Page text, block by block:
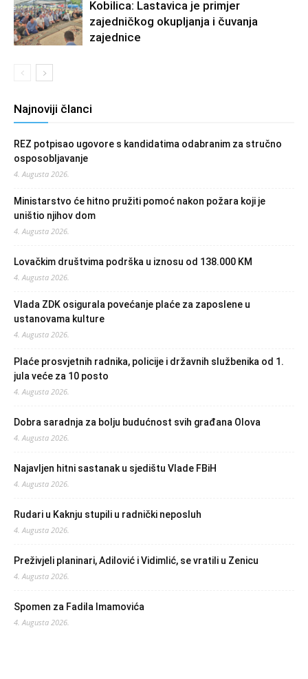
Kobilica: Lastavica je primjer
zajedničkog okupljanja i čuvanja
zajednice
Najnoviji članci
REZ potpisao ugovore s kandidatima odabranim za stručno
osposobljavanje
4. Augusta 2026.
Ministarstvo će hitno pružiti pomoć nakon požara koji je
uništio njihov dom
4. Augusta 2026.
Lovačkim društvima podrška u iznosu od 138.000 KM
4. Augusta 2026.
Vlada ZDK osigurala povećanje plaće za zaposlene u
ustanovama kulture
4. Augusta 2026.
Plaće prosvjetnih radnika, policije i državnih službenika od 1.
jula veće za 10 posto
4. Augusta 2026.
Dobra saradnja za bolju budućnost svih građana Olova
4. Augusta 2026.
Najavljen hitni sastanak u sjedištu Vlade FBiH
4. Augusta 2026.
Rudari u Kaknju stupili u radnički neposluh
4. Augusta 2026.
Preživjeli planinari, Adilović i Vidimlić, se vratili u Zenicu
4. Augusta 2026.
Spomen za Fadila Imamovića
4. Augusta 2026.